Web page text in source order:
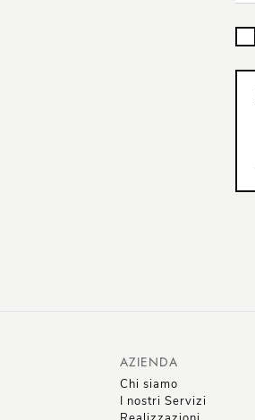
AZIENDA
Chi siamo
I nostri Servizi